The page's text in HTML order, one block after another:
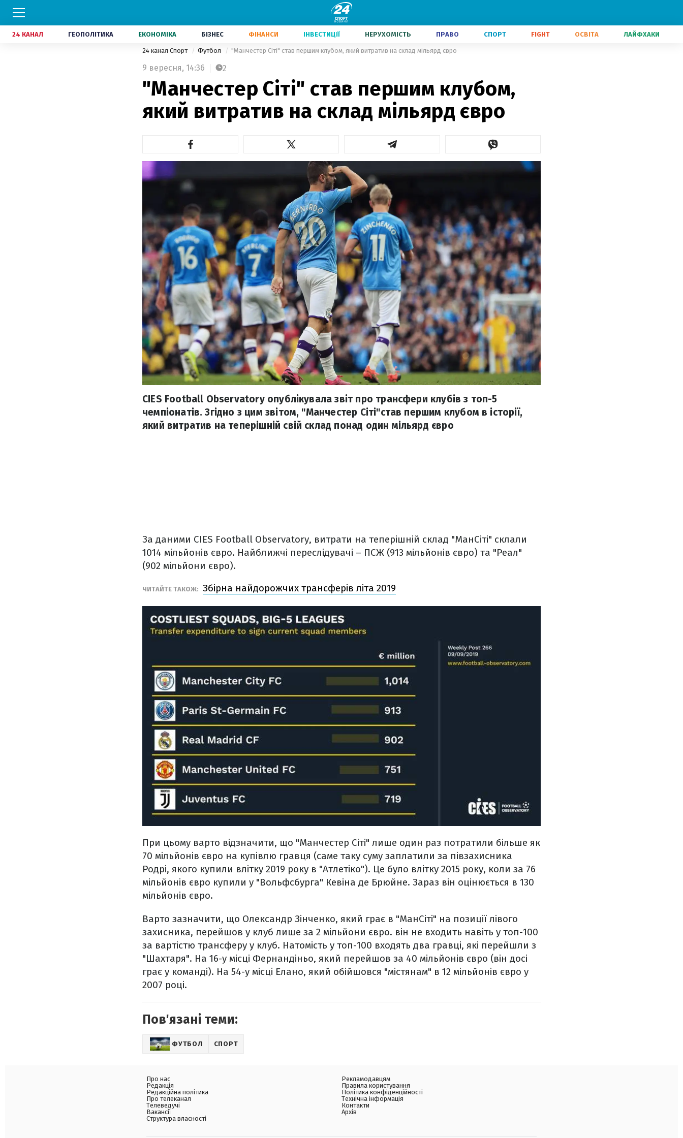
24 КАНАЛ ГЕОПОЛІТИКА ЕКОНОМІКА БІЗНЕС ФІНАНСИ ІНВЕСТИЦІЇ НЕРУХОМІСТЬ ПРАВО СПОРТ FIGHT ОСВІТА ЛАЙФХАКИ
24 канал Спорт Футбол "Манчестер Сіті" став першим клубом, який витратив на склад мільярд євро
9 вересня, 14:36 2
"Манчестер Сіті" став першим клубом,
який витратив на склад мільярд євро
CIES Football Observatory опублікувала звіт про трансфери клубів з топ-5
чемпіонатів. Згідно з цим звітом, "Манчестер Сіті"став першим клубом в історії,
який витратив на теперішній свій склад понад один мільярд євро
За даними CIES Football Observatory, витрати на теперішній склад "МанСіті" склали
1014 мільйонів євро. Найближчі переслідувачі – ПСЖ (913 мільйонів євро) та "Реал"
(902 мільйони євро).
ЧИТАЙТЕ ТАКОЖ: Збірна найдорожчих трансферів літа 2019
При цьому варто відзначити, що "Манчестер Сіті" лише один раз потратили більше як
70 мільйонів євро на купівлю гравця (саме таку суму заплатили за півзахисника
Родрі, якого купили влітку 2019 року в "Атлетіко"). Це було влітку 2015 року, коли за 76
мільйонів євро купили у "Вольфсбурга" Кевіна де Брюйне. Зараз він оцінюється в 130
мільйонів євро.
Варто зазначити, що Олександр Зінченко, який грає в "МанСіті" на позиції лівого
захисника, перейшов у клуб лише за 2 мільйони євро. він не входить навіть у топ-100
за вартістю трансферу у клуб. Натомість у топ-100 входять два гравці, які перейшли з
"Шахтаря". На 16-у місці Фернандіньо, який перейшов за 40 мільйонів євро (він досі
грає у команді). На 54-у місці Елано, який обійшовся "містянам" в 12 мільйонів євро у
2007 році.
Пов'язані теми:
ФУТБОЛ СПОРТ
Про нас
Редакція
Редакційна політика
Про телеканал
Телеведучі
Вакансії
Структура власності
Рекламодавцям
Правила користування
Політика конфіденційності
Технічна інформація
Контакти
Архів